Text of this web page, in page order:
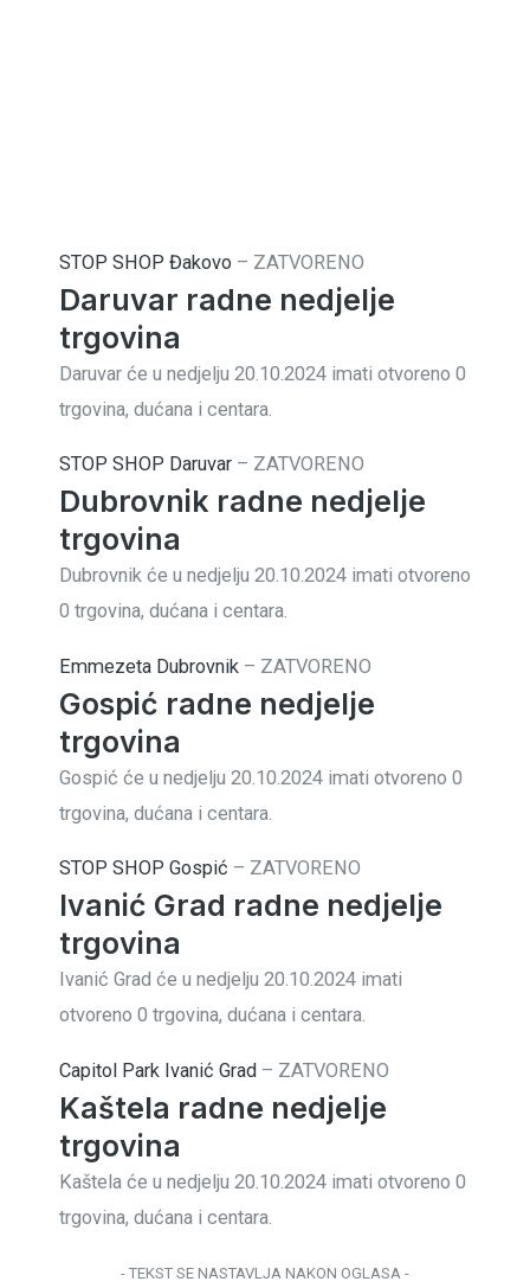
STOP SHOP Đakovo – ZATVORENO
Daruvar radne nedjelje
trgovina
Daruvar će u nedjelju 20.10.2024 imati otvoreno 0
trgovina, dućana i centara.
STOP SHOP Daruvar – ZATVORENO
Dubrovnik radne nedjelje
trgovina
Dubrovnik će u nedjelju 20.10.2024 imati otvoreno
0 trgovina, dućana i centara.
Emmezeta Dubrovnik – ZATVORENO
Gospić radne nedjelje
trgovina
Gospić će u nedjelju 20.10.2024 imati otvoreno 0
trgovina, dućana i centara.
STOP SHOP Gospić – ZATVORENO
Ivanić Grad radne nedjelje
trgovina
Ivanić Grad će u nedjelju 20.10.2024 imati
otvoreno 0 trgovina, dućana i centara.
Capitol Park Ivanić Grad – ZATVORENO
Kaštela radne nedjelje
trgovina
Kaštela će u nedjelju 20.10.2024 imati otvoreno 0
trgovina, dućana i centara.
- TEKST SE NASTAVLJA NAKON OGLASA -